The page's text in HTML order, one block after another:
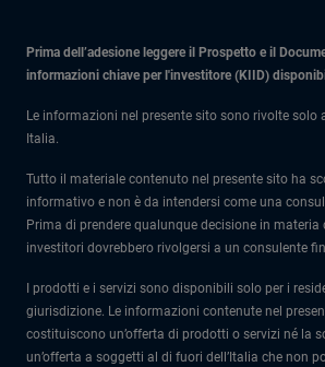
Prima dell’adesione leggere il Prospetto e il
informazioni chiave per l'investitore (KIID)
Le informazioni nel presente sito sono rivolte solo
Italia.
Tutto il materiale contenuto nel presente sito ha
informativo e non è da intendersi come una
Prima di prendere qualunque decisione in
investitori dovrebbero rivolgersi a un consulente
I prodotti e i servizi sono disponibili solo per i
giurisdizione. Le informazioni contenute nel
costituiscono un’offerta di prodotti o servizi né la
un’offerta a soggetti al di fuori dell’Italia che non